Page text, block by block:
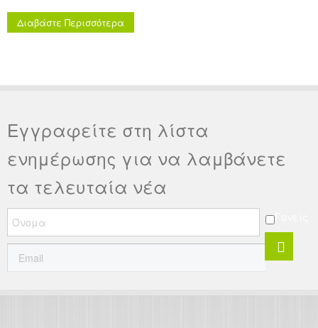
Διαβάστε Περισσότερα
Εγγραφείτε στη λίστα
ενημέρωσης για να λαμβάνετε
τα τελευταία νέα
Γονείς